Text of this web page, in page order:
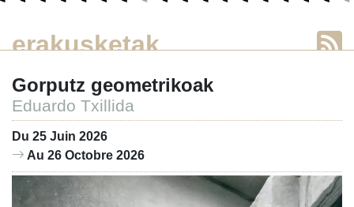
erakusketak
Gorputz geometrikoak
Eduardo Txillida
Du 25 Juin 2026
Au 26 Octobre 2026